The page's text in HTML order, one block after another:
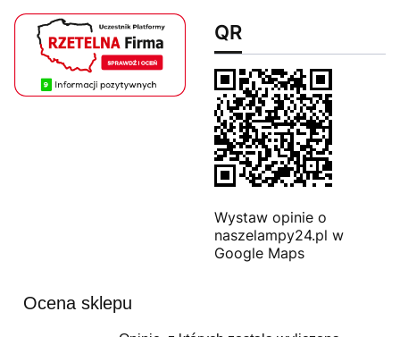
QR
Wystaw opinie o
naszelampy24.pl w
Google Maps
Ocena sklepu